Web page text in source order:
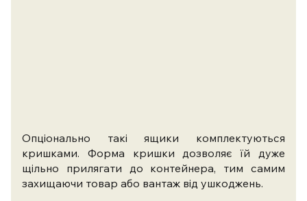
Опціонально такі ящики комплектуються
кришками. Форма кришки дозволяє їй дуже
щільно прилягати до контейнера, тим самим
захищаючи товар або вантаж від ушкоджень.